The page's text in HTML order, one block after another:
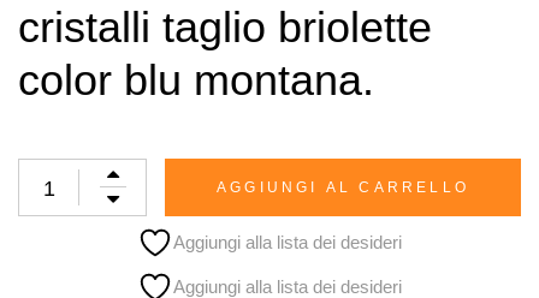
cristalli taglio briolette
color blu montana.
AGGIUNGI AL CARRELLO
Aggiungi alla lista dei desideri
Aggiungi alla lista dei desideri